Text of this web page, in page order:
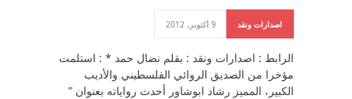
اصدارات ونقد 9 أكتوبر، 2012
الرابط : اصدارات ونقد : بقلم نضال حمد * : استلمت
مؤخرا من الصديق الروائي الفلسطيني والأديب
الكبير، المميز رشاد ابوشاور أحدث رواياته بعنوان ”